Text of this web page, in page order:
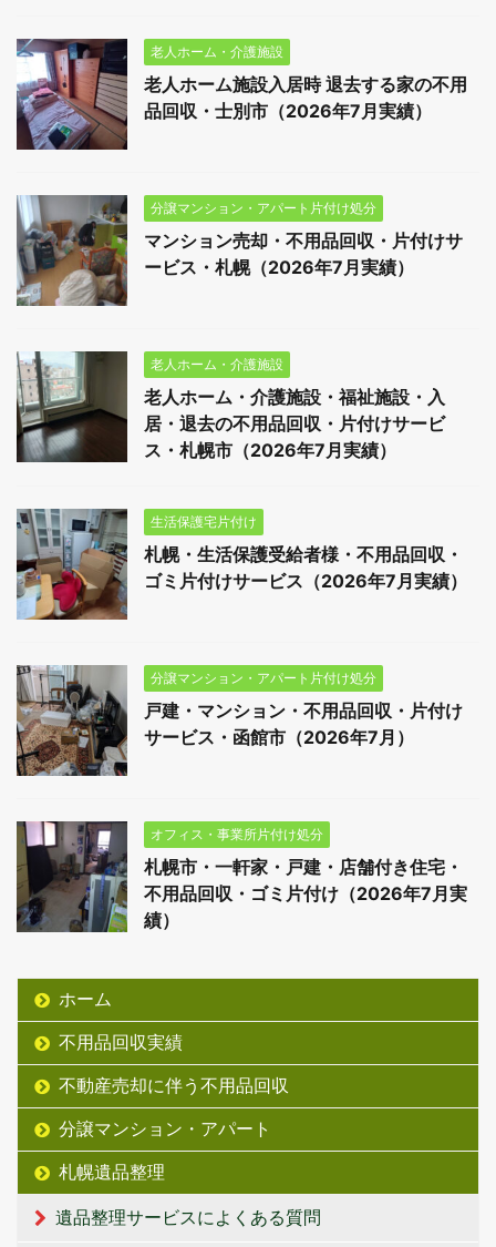
老人ホーム・介護施設
老人ホーム施設入居時 退去する家の不用
品回収・士別市（2026年7月実績）
分譲マンション・アパート片付け処分
マンション売却・不用品回収・片付けサ
ービス・札幌（2026年7月実績）
老人ホーム・介護施設
老人ホーム・介護施設・福祉施設・入
居・退去の不用品回収・片付けサービ
ス・札幌市（2026年7月実績）
生活保護宅片付け
札幌・生活保護受給者様・不用品回収・
ゴミ片付けサービス（2026年7月実績）
分譲マンション・アパート片付け処分
戸建・マンション・不用品回収・片付け
サービス・函館市（2026年7月）
オフィス・事業所片付け処分
札幌市・一軒家・戸建・店舗付き住宅・
不用品回収・ゴミ片付け（2026年7月実
績）
ホーム
不用品回収実績
不動産売却に伴う不用品回収
分譲マンション・アパート
札幌遺品整理
遺品整理サービスによくある質問